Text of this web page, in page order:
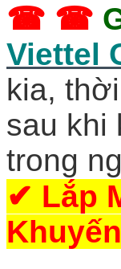
☎ ☎
Viettel
kia,
sau khi
trong
✔ Lắp